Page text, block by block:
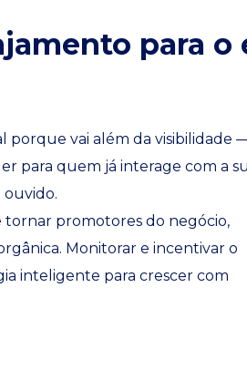
para o
porque vai além da visibilidade
para quem já interage com a
ouvido.
tornar promotores do negócio,
Monitorar e incentivar o
inteligente para crescer com